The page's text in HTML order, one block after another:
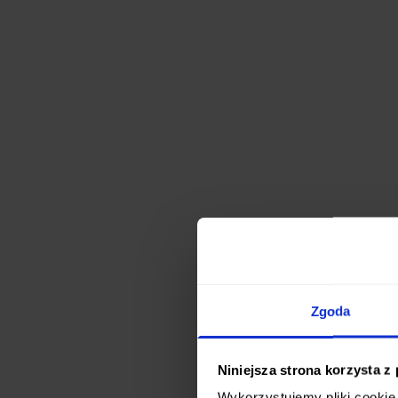
Zgoda
Niniejsza strona korzysta z